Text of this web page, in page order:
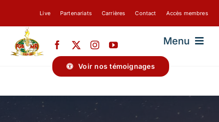
contenu
Live Partenariats Carrières Contact Accès membres
Menu
A PROPOS DE NOUS
Voir nos témoignages